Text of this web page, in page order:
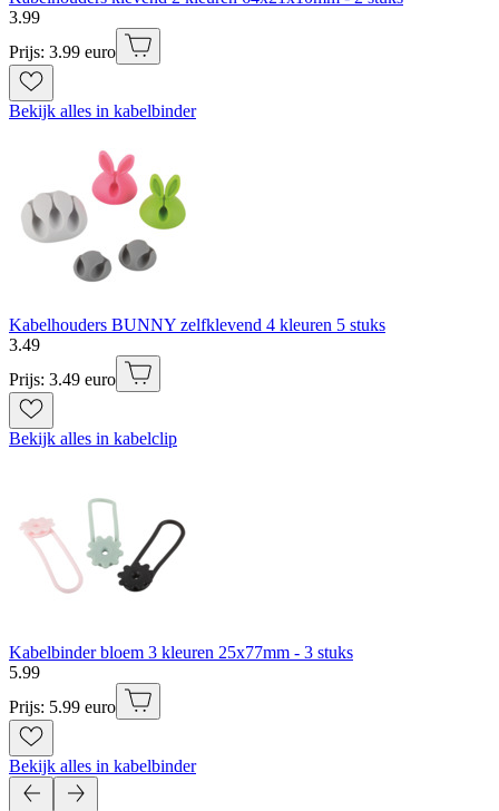
3.99
Prijs: 3.99 euro
Bekijk alles in kabelbinder
Kabelhouders BUNNY zelfklevend 4 kleuren 5 stuks
3.49
Prijs: 3.49 euro
Bekijk alles in kabelclip
Kabelbinder bloem 3 kleuren 25x77mm - 3 stuks
5.99
Prijs: 5.99 euro
Bekijk alles in kabelbinder